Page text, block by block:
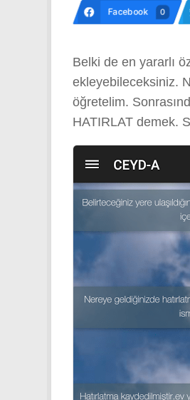
Facebook 0
Belki de en yararlı
ekleyebileceksiniz.
öğretelim.
HATIRLAT demek.